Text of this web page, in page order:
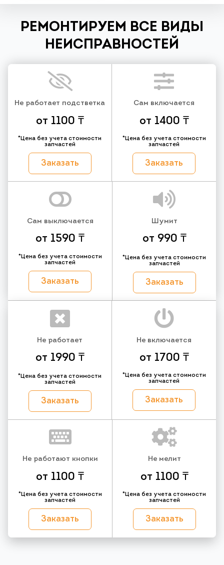
РЕМОНТИРУЕМ ВСЕ ВИДЫ
НЕИСПРАВНОСТЕЙ
Не работает подстветка
от 1100 ₸
*Цена без учета стоимости
запчастей
Заказать
Сам включается
от 1400 ₸
*Цена без учета стоимости
запчастей
Заказать
Сам выключается
от 1590 ₸
*Цена без учета стоимости
запчастей
Заказать
Шумит
от 990 ₸
*Цена без учета стоимости
запчастей
Заказать
Не работает
от 1990 ₸
*Цена без учета стоимости
запчастей
Заказать
Не включается
от 1700 ₸
*Цена без учета стоимости
запчастей
Заказать
Не работают кнопки
от 1100 ₸
*Цена без учета стоимости
запчастей
Заказать
Не мелит
от 1100 ₸
*Цена без учета стоимости
запчастей
Заказать